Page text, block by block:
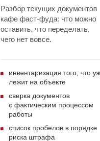
Разбор текущих документов
кафе фаст-фуда: что можно
оставить, что переделать,
чего нет вовсе.
инвентаризация того, что
лежит на объекте
сверка документов
с фактическим процессом
работы
список пробелов в порядке
риска штрафа